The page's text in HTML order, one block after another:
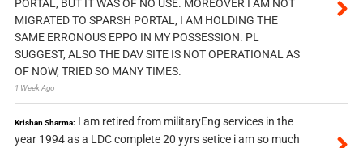
PORTAL, BUT IT WAS OF NO USE. MOREOVER I AM NOT
MIGRATED TO SPARSH PORTAL, I AM HOLDING THE
SAME ERRONOUS EPPO IN MY POSSESSION. PL
SUGGEST, ALSO THE DAV SITE IS NOT OPERATIONAL AS
OF NOW, TRIED SO MANY TIMES.
1 Week Ago
Krishan Sharma: I am retired from militaryEng services in the
year 1994 as a LDC complete 20 yyrs setice i am so much